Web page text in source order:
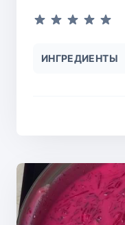
ИНГРЕДИЕНТЫ